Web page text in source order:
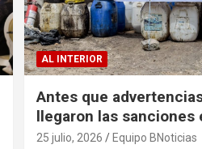
AL INTERIOR
Antes que
llegaron las sanciones
colonia El Milagro
25 julio, 2026 Equipo BNoticias